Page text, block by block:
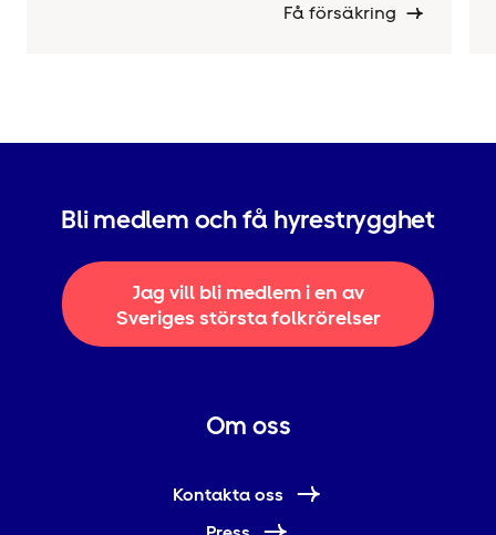
Få försäkring
Bli medlem och få hyrestrygghet
Jag vill bli medlem i en av
Sveriges största folkrörelser
Om oss
Kontakta oss